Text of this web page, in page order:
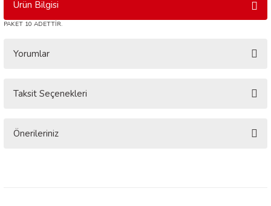
Ürün Bilgisi
PAKET 10 ADETTİR.
Yorumlar
Bu ürüne ilk yorumu siz yapın!
Taksit Seçenekleri
Önerileriniz